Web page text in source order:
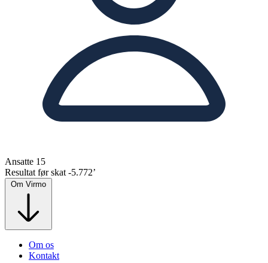
Ansatte 15
Resultat før skat -5.772’
Om Virmo
Om os
Kontakt